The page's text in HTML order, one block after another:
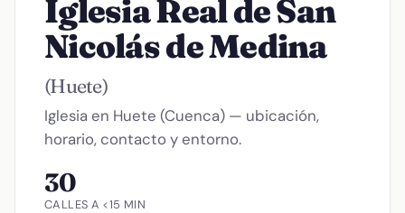
Iglesia Real de San
Nicolás de Medina
(Huete)
Iglesia en Huete (Cuenca) — ubicación,
horario, contacto y entorno.
30
CALLES A <15 MIN